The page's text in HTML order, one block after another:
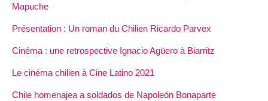
Mapuche
Présentation : Un roman du Chilien Ricardo Parvex
Cinéma : une retrospective Ignacio Agüero à Biarritz
Le cinéma chilien à Cine Latino 2021
Chile homenajea a soldados de Napoleón Bonaparte